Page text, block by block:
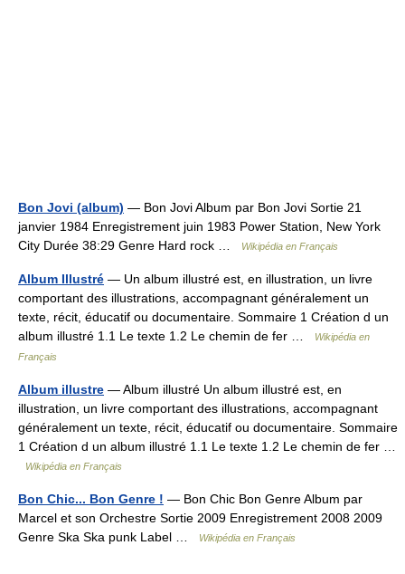
Bon Jovi (album) — Bon Jovi Album par Bon Jovi Sortie 21
janvier 1984 Enregistrement juin 1983 Power Station, New York
City Durée 38:29 Genre Hard rock …
Wikipédia en Français
Album Illustré — Un album illustré est, en illustration, un livre
comportant des illustrations, accompagnant généralement un
texte, récit, éducatif ou documentaire. Sommaire 1 Création d un
album illustré 1.1 Le texte 1.2 Le chemin de fer …
Wikipédia en
Français
Album illustre — Album illustré Un album illustré est, en
illustration, un livre comportant des illustrations, accompagnant
généralement un texte, récit, éducatif ou documentaire. Sommaire
1 Création d un album illustré 1.1 Le texte 1.2 Le chemin de fer …
Wikipédia en Français
Bon Chic... Bon Genre ! — Bon Chic Bon Genre Album par
Marcel et son Orchestre Sortie 2009 Enregistrement 2008 2009
Genre Ska Ska punk Label …
Wikipédia en Français